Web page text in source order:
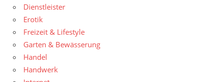
Dienstleister
Erotik
Freizeit & Lifestyle
Garten & Bewässerung
Handel
Handwerk